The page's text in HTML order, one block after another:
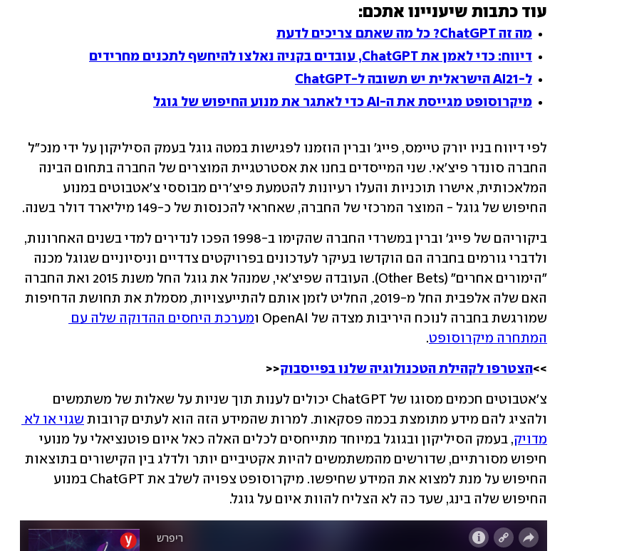
עוד כתבות שיעניינו אתכם:
מה זה ChatGPT? כל מה שאתם צריכים לדעת
דיווח: כדי לאמן את ChatGPT, עובדים בקניה נאלצו להיחשף לתכנים מחרידים
ל-AI21 הישראלית יש תשובה ל-ChatGPT
מיקרוסופט מגייסת את ה-AI כדי לאתגר את מנוע החיפוש של גוגל
החיפוש של גוגל - המוצר המרכזי של החברה, שאחראי להכנסות של כ-149 מיליארד דולר בשנה.
שמורגשת בחברה לנוכח היריבות מצדה של OpenAI ו
המתחרה מיקרוסופט.
>>הצטרפו לקהילת הטכנולוגיה שלנו בפייסבוק<<
ולהציג להם מידע מתומצת בכמה פסקאות. למרות שהמידע הזה הוא לעתים קרובות
מדויק
החיפוש שלה בינג, שעד כה לא הצליח להוות איום על גוגל.